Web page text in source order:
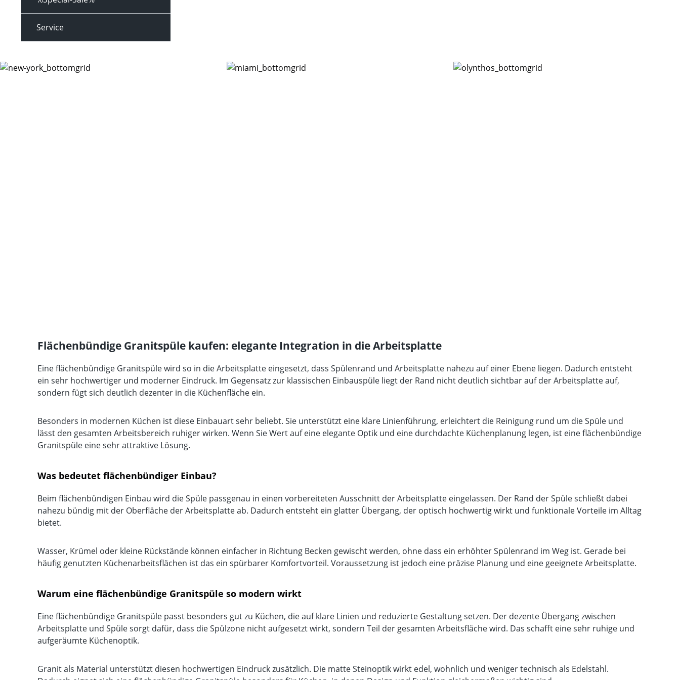
Service
Flächenbündige Granitspüle kaufen: elegante Integration in die Arbeitsplatte
Eine flächenbündige Granitspüle wird so in die Arbeitsplatte eingesetzt, dass Spülenrand und Arbeitsplatte nahezu auf einer Ebene liegen. Dadurch entsteht
ein sehr hochwertiger und moderner Eindruck. Im Gegensatz zur klassischen Einbauspüle liegt der Rand nicht deutlich sichtbar auf der Arbeitsplatte auf,
sondern fügt sich deutlich dezenter in die Küchenfläche ein.
Besonders in modernen Küchen ist diese Einbauart sehr beliebt. Sie unterstützt eine klare Linienführung, erleichtert die Reinigung rund um die Spüle und
lässt den gesamten Arbeitsbereich ruhiger wirken. Wenn Sie Wert auf eine elegante Optik und eine durchdachte Küchenplanung legen, ist eine flächenbündige
Granitspüle eine sehr attraktive Lösung.
Was bedeutet flächenbündiger Einbau?
Beim flächenbündigen Einbau wird die Spüle passgenau in einen vorbereiteten Ausschnitt der Arbeitsplatte eingelassen. Der Rand der Spüle schließt dabei
nahezu bündig mit der Oberfläche der Arbeitsplatte ab. Dadurch entsteht ein glatter Übergang, der optisch hochwertig wirkt und funktionale Vorteile im Alltag
bietet.
Wasser, Krümel oder kleine Rückstände können einfacher in Richtung Becken gewischt werden, ohne dass ein erhöhter Spülenrand im Weg ist. Gerade bei
häufig genutzten Küchenarbeitsflächen ist das ein spürbarer Komfortvorteil. Voraussetzung ist jedoch eine präzise Planung und eine geeignete Arbeitsplatte.
Warum eine flächenbündige Granitspüle so modern wirkt
Eine flächenbündige Granitspüle passt besonders gut zu Küchen, die auf klare Linien und reduzierte Gestaltung setzen. Der dezente Übergang zwischen
Arbeitsplatte und Spüle sorgt dafür, dass die Spülzone nicht aufgesetzt wirkt, sondern Teil der gesamten Arbeitsfläche wird. Das schafft eine sehr ruhige und
aufgeräumte Küchenoptik.
Granit als Material unterstützt diesen hochwertigen Eindruck zusätzlich. Die matte Steinoptik wirkt edel, wohnlich und weniger technisch als Edelstahl.